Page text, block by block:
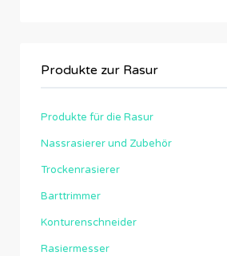
Produkte zur Rasur
Produkte für die Rasur
Nassrasierer und Zubehör
Trockenrasierer
Barttrimmer
Konturenschneider
Rasiermesser